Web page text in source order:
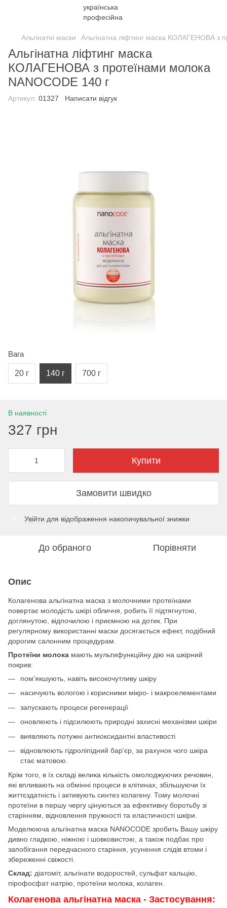
Альгінатні маски Альгінатна ліфтинг маска КОЛАГЕНОВА з
Альгінатна ліфтинг маска
КОЛАГЕНОВА з протеїнами молока
NANOCODE 140 г
Артикул: 01327 Написати відгук
Вага
20 г 140 г 700 г
В наявності
327 грн
Купити
Замовити швидко
Увійти для відображення накопичувальної знижки
До обраного Порівняти
Опис
Колагенова альгінатна маска з молочними протеїнами
повертає молодість шкірі обличчя, робить її підтягнутою,
доглянутою, відпочилою і приємною на дотик. При
регулярному використанні маски досягається ефект, подібний
дорогим салонним процедурам.
Протеїни молока мають мультифункційну дію на шкірний
покрив:
пом'якшують, навіть високочутливу шкіру
насичують вологою і корисними мікро- і макроелементами
запускають процеси регенерації
оновлюють і підсилюють природні захисні механізми шкіри
виявляють потужні антиоксидантні властивості
відновлюють гідроліпідний бар'єр, за рахунок чого шкіра
стає матовою.
Крім того, в їх складі велика кількість омолоджуючих речовин,
які впливають на обмінні процеси в клітинах, збільшуючи їх
життєздатність і активують синтез колагену. Тому молочні
протеїни в першу чергу цінуються за ефективну боротьбу зі
старінням, відновлення пружності та еластичності шкіри.
Моделююча альгінатна маска NANOCODE зробить Вашу шкіру
дивно гладкою, ніжною і шовковистою, а також подбає про
запобігання передчасного старіння, усунення слідів втоми і
збереженні свіжості.
Склад: діатоміт, альгінати водоростей, сульфат кальцію,
пірофосфат натрію, протеїни молока, колаген.
Колагенова альгінатна маска - Застосування: